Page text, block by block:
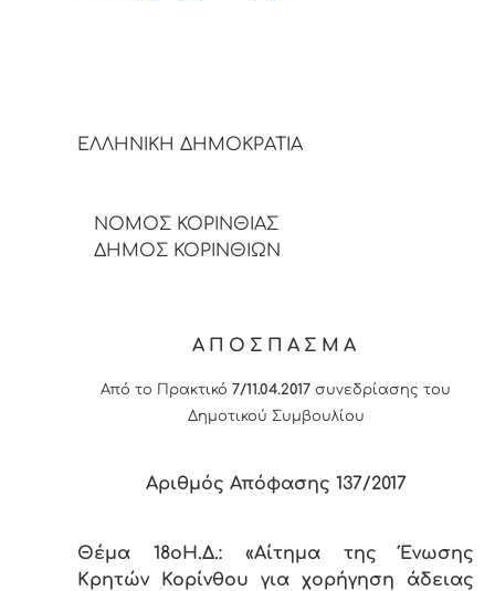
ΕΛΛΗΝΙΚΗ ΔΗΜΟΚΡΑΤΙΑ
ΝΟΜΟΣ ΚΟΡΙΝΘΙΑΣ
ΔΗΜΟΣ ΚΟΡΙΝΘΙΩΝ
ΑΠΟΣΠΑΣΜΑ
Από το Πρακτικό7/11.04.2017 συνεδρίασης του
Δημοτικού Συμβουλίου
Αριθμός Απόφασης 137/2017
Θέμα 18oΗ.Δ.: «Αίτημα της Ένωσης
Κρητών Κορίνθου για χορήγηση άδειας